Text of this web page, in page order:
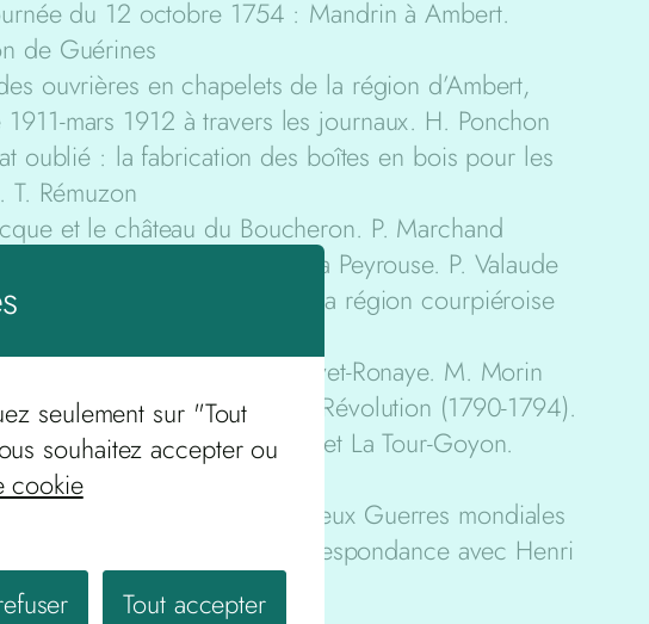
du 12 octobre 1754 : Mandrin à Ambert.
de Guérines
ouvrières en chapelets de la région d’Ambert,
mars 1912 à travers les journaux. H. Ponchon
oublié : la fabrication des boîtes en bois pour les
T. Rémuzon
et le château du Boucheron. P. Marchand
l’ancien château disparu de La Peyrouse. P. Valaude
de surface de la région courpiéroise
la vie rurale vers 1830 à Fayet-Ronaye. M. Morin
locale au début de la Révolution (1790-1794).
des paroisses réunies de Job et La Tour-Goyon.
(1894-1984) entre les deux Guerres mondiales
socialisante (d’après la correspondance avec Henri
N. Pénin
seulement sur "Tout
souhaitez accepter ou
cookie
Tout accepter